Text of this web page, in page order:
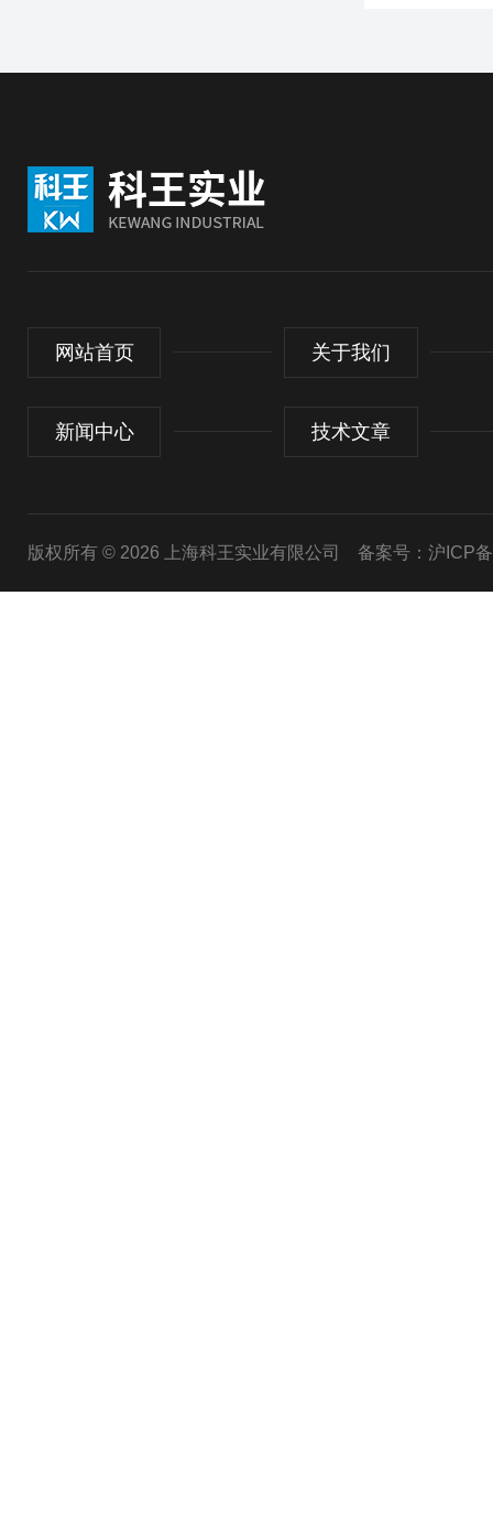
网站首页 关于我们
新闻中心 技术文章
版权所有 © 2026 上海科王实业有限公司 备案号：沪ICP